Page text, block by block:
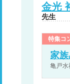
金光
先生
特集コ
家
亀戸水